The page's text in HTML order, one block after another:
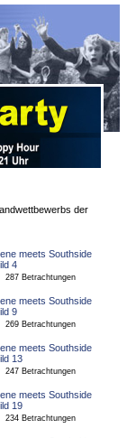
der
287 Betrachtungen
269 Betrachtungen
247 Betrachtungen
234 Betrachtungen